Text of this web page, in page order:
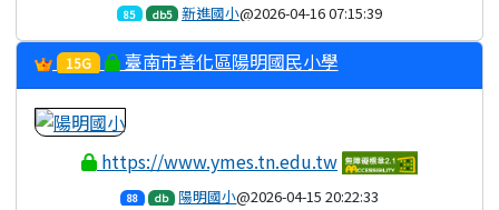
85 db5 新進國小@2026-04-16 07:15:39
15G 臺南市善化區陽明國民小學
https://www.ymes.tn.edu.tw
88 db 陽明國小@2026-04-15 20:22:33